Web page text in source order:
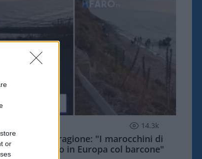
or
14.3k
Meloni aveva ragione: "I marocchini di
sbarcano in Europa col barcone"